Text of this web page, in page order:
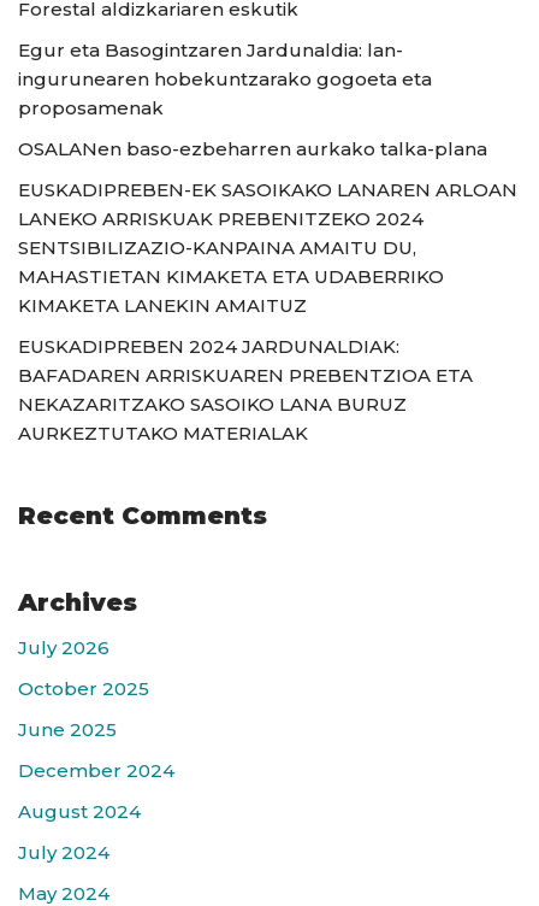
Forestal aldizkariaren eskutik
Egur eta Basogintzaren Jardunaldia: lan-
ingurunearen hobekuntzarako gogoeta eta
proposamenak
OSALANen baso-ezbeharren aurkako talka-plana
EUSKADIPREBEN-EK SASOIKAKO LANAREN ARLOAN
LANEKO ARRISKUAK PREBENITZEKO 2024
SENTSIBILIZAZIO-KANPAINA AMAITU DU,
MAHASTIETAN KIMAKETA ETA UDABERRIKO
KIMAKETA LANEKIN AMAITUZ
EUSKADIPREBEN 2024 JARDUNALDIAK:
BAFADAREN ARRISKUAREN PREBENTZIOA ETA
NEKAZARITZAKO SASOIKO LANA BURUZ
AURKEZTUTAKO MATERIALAK
Recent Comments
Archives
July 2026
October 2025
June 2025
December 2024
August 2024
July 2024
May 2024